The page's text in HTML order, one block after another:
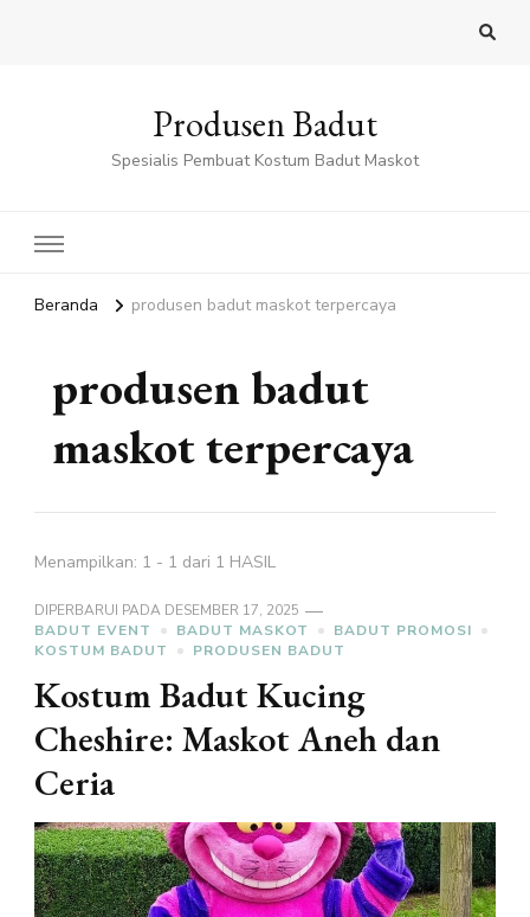
Produsen Badut
Spesialis Pembuat Kostum Badut Maskot
Beranda produsen badut maskot terpercaya
produsen badut
maskot terpercaya
Menampilkan: 1 - 1 dari 1 HASIL
DIPERBARUI PADA DESEMBER 17, 2025
BADUT EVENT
BADUT MASKOT
BADUT PROMOSI
KOSTUM BADUT
PRODUSEN BADUT
Kostum Badut Kucing
Cheshire: Maskot Aneh dan
Ceria